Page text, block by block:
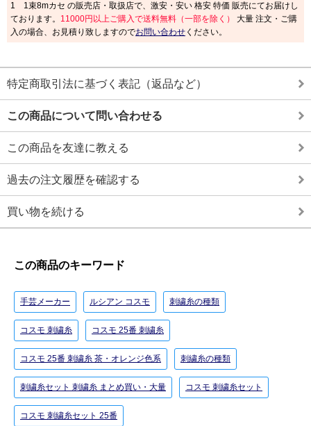
1 1束8mカセ の販売店・取扱店で、激安・安い 格安 特価 販売にてお届けし
ております。 11000円以上ご購入で送料無料（一部を除く）
大量 注文・ご購
入の場合、お見積り致しますのでお問い合わせ ください。
特定商取引法に基づく表記（返品など）
この商品について問い合わせる
この商品を友達に教える
過去の注文履歴を確認する
買い物を続ける
この商品のキーワード
手芸メーカー ルシアン コスモ 刺繍糸の種類
コスモ 刺繍糸 コスモ 25番 刺繍糸
コスモ 25番 刺繍糸 茶・オレンジ色系 刺繍糸の種類
刺繍糸セット 刺繍糸 まとめ買い・大量 コスモ 刺繍糸セット
コスモ 刺繍糸セット 25番